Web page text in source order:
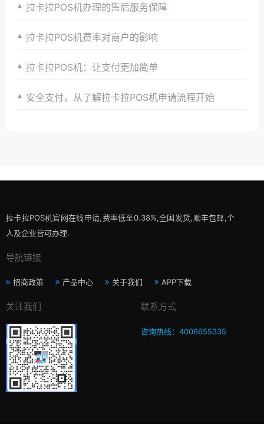
拉卡拉POS机办理的售后服务保障
拉卡拉POS机费率对商户的影响
拉卡拉POS机：让支付更加简单
安全支付，从了解拉卡拉POS机申请流程开始
拉卡拉POS机官网在线申请,费率低至0.38%,全国发货,顺丰包邮,个
人及企业皆可办理.
导航链接
招商政策 产品中心 关于我们 APP下载
关注我们 联系方式
咨询热线：4006655335